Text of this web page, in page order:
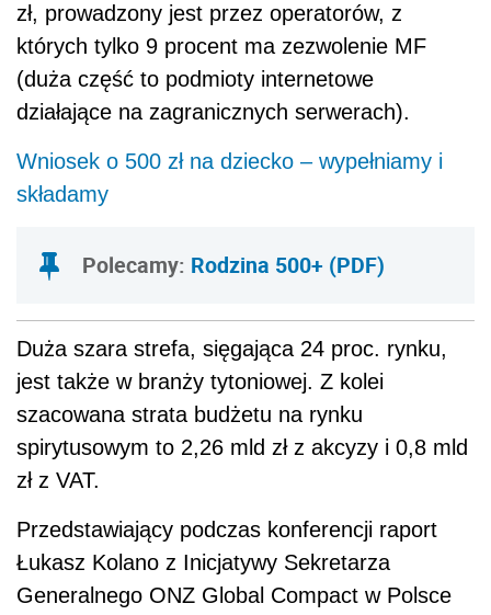
zł, prowadzony jest przez operatorów, z
których tylko 9 procent ma zezwolenie MF
(duża część to podmioty internetowe
działające na zagranicznych serwerach).
Wniosek o 500 zł na dziecko – wypełniamy i
składamy
Polecamy: Rodzina 500+ (PDF)
Duża szara strefa, sięgająca 24 proc. rynku,
jest także w branży tytoniowej. Z kolei
szacowana strata budżetu na rynku
spirytusowym to 2,26 mld zł z akcyzy i 0,8 mld
zł z VAT.
Przedstawiający podczas konferencji raport
Łukasz Kolano z Inicjatywy Sekretarza
Generalnego ONZ Global Compact w Polsce